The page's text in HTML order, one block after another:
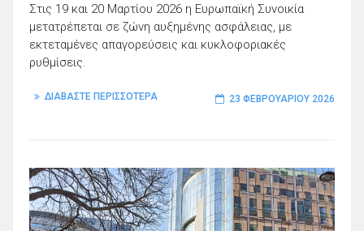
Στις 19 και 20 Μαρτίου 2026 η Ευρωπαϊκή Συνοικία
μετατρέπεται σε ζώνη αυξημένης ασφάλειας, με
εκτεταμένες απαγορεύσεις και κυκλοφοριακές
ρυθμίσεις.
ΔΙΑΒΑΣΤΕ ΠΕΡΙΣΣΟΤΕΡΑ 23 ΦΕΒΡΟΥΑΡΊΟΥ 2026